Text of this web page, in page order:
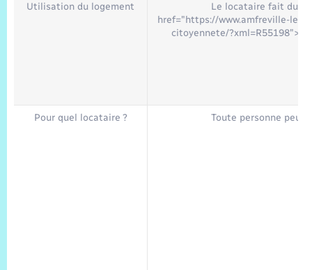
Utilisation du logement
Le locataire fait du
href="https://www.amfreville-les-
citoyennete/
Pour quel locataire ? Toute personne peut